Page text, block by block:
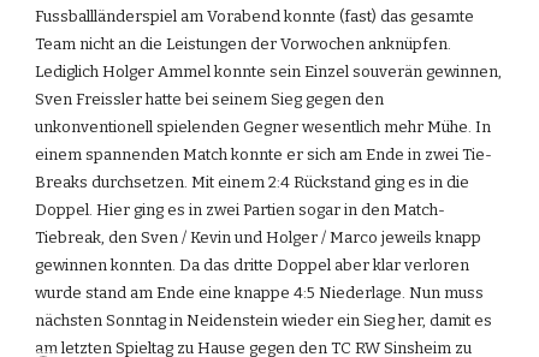
Fussballländerspiel am Vorabend konnte (fast) das gesamte
Team nicht an die Leistungen der Vorwochen anknüpfen.
Lediglich Holger Ammel konnte sein Einzel souverän gewinnen,
Sven Freissler hatte bei seinem Sieg gegen den
unkonventionell spielenden Gegner wesentlich mehr Mühe. In
einem spannenden Match konnte er sich am Ende in zwei Tie-
Breaks durchsetzen. Mit einem 2:4 Rückstand ging es in die
Doppel. Hier ging es in zwei Partien sogar in den Match-
Tiebreak, den Sven / Kevin und Holger / Marco jeweils knapp
gewinnen konnten. Da das dritte Doppel aber klar verloren
wurde stand am Ende eine knappe 4:5 Niederlage. Nun muss
nächsten Sonntag in Neidenstein wieder ein Sieg her, damit es
am letzten Spieltag zu Hause gegen den TC RW Sinsheim zu